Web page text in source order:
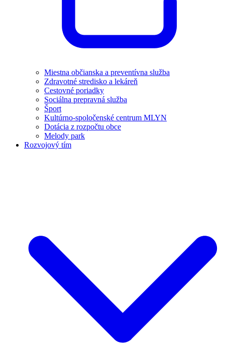
Miestna občianska a preventívna služba
Zdravotné stredisko a lekáreň
Cestovné poriadky
Sociálna prepravná služba
Šport
Kultúrno-spoločenské centrum MLYN
Dotácia z rozpočtu obce
Melody park
Rozvojový tím